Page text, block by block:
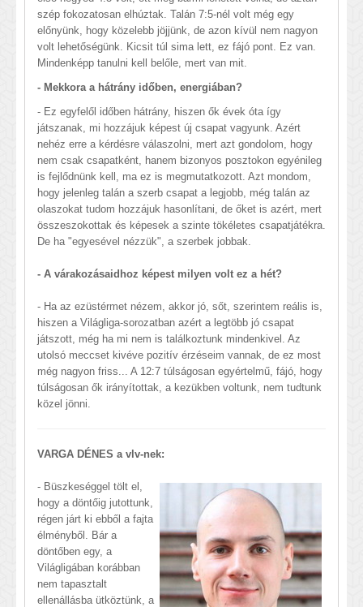
szép fokozatosan elhúztak. Talán 7:5-nél volt még egy
előnyünk, hogy közelebb jöjjünk, de azon kívül nem nagyon
volt lehetőségünk. Kicsit túl sima lett, ez fájó pont. Ez van.
Mindenképp tanulni kell belőle, mert van mit.
- Mekkora a hátrány időben, energiában?
- Ez egyfelől időben hátrány, hiszen ők évek óta így
játszanak, mi hozzájuk képest új csapat vagyunk. Azért
nehéz erre a kérdésre válaszolni, mert azt gondolom, hogy
nem csak csapatként, hanem bizonyos posztokon egyénileg
is fejlődnünk kell, ma ez is megmutatkozott. Azt mondom,
hogy jelenleg talán a szerb csapat a legjobb, még talán az
olaszokat tudom hozzájuk hasonlítani, de őket is azért, mert
összeszokottak és képesek a szinte tökéletes csapatjátékra.
De ha "egyesével nézzük", a szerbek jobbak.
- A várakozásaidhoz képest milyen volt ez a hét?
- Ha az ezüstérmet nézem, akkor jó, sőt, szerintem reális is,
hiszen a Világliga-sorozatban azért a legtöbb jó csapat
játszott, még ha mi nem is találkoztunk mindenkivel. Az
utolsó meccset kivéve pozitív érzéseim vannak, de ez most
még nagyon friss... A 12:7 túlságosan egyértelmű, fájó, hogy
túlságosan ők irányítottak, a kezükben voltunk, nem tudtunk
közel jönni.
VARGA DÉNES a vlv-nek:
- Büszkeséggel tölt el,
hogy a döntőig jutottunk,
régen járt ki ebből a fajta
élményből. Bár a
döntőben egy, a
Világligában korábban
nem tapasztalt
ellenállásba ütköztünk, a